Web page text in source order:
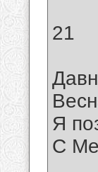
21
Я
С